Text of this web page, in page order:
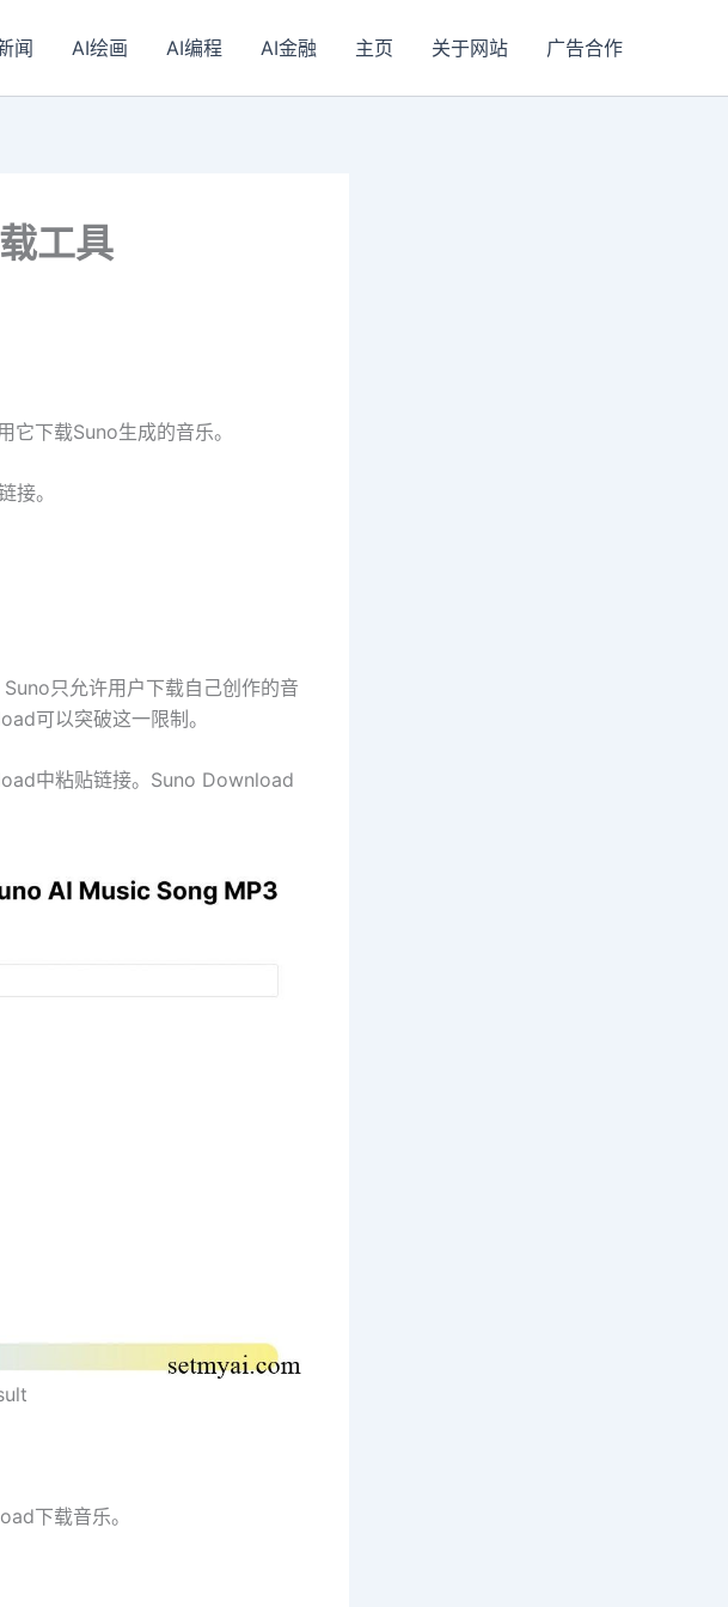
闻 AI绘画 AI编程 AI金融 主页 关于网站 广告合作
工具
下载Suno生成的音乐。
接。
只允许用户下载自己创作的音
可以突破这一限制。
中粘贴链接。Suno Download
下载音乐。